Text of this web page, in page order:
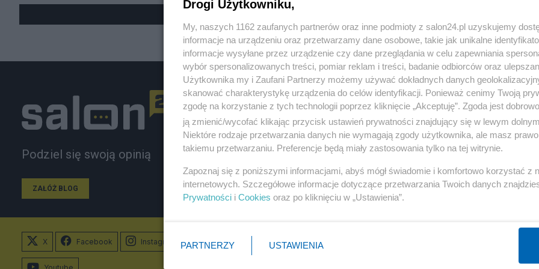
Podziel się swoją opinią
ZAŁÓŻ BLOG
Polityka
PiS
Rząd
NATO
KO
Gospodarka
Biznes
Pieniądze
Centralny Port Komunikacyjny
Inwestycje
Podatki
X Facebook Instagram
Youtube
Drogi Użytkowniku,
My, naszych 1162 zaufanych partnerów oraz inne podmioty z salon24.pl uzyskujemy
informacje na urządzeniu oraz przetwarzamy dane osobowe, takie jak unikalne
informacje wysyłane przez urządzenie czy dane przeglądania w celu zapewniania
wybór spersonalizowanych treści, pomiar reklam i treści, badanie odbiorców oraz
Użytkownika my i Zaufani Partnerzy możemy używać dokładnych danych
skanować charakterystykę urządzenia do celów identyfikacji. Ponieważ cenimy Twoją
zgodę na korzystanie z tych technologii poprzez kliknięcie „Akceptuję”. Zgoda jest
ją zmienić/wycofać klikając przycisk ustawień prywatności znajdujący się w lewym
Niektóre rodzaje przetwarzania danych nie wymagają zgody użytkownika, ale masz
takiemu przetwarzaniu. Preferencje będą miały zastosowania tylko na tej witrynie.
Zapoznaj się z poniższymi informacjami, abyś mógł świadomie i komfortowo korzystać z
internetowych. Szczegółowe informacje dotyczące przetwarzania Twoich danych
Prywatności i Cookies oraz po kliknięciu w „Ustawienia”.
PARTNERZY USTAWIENIA